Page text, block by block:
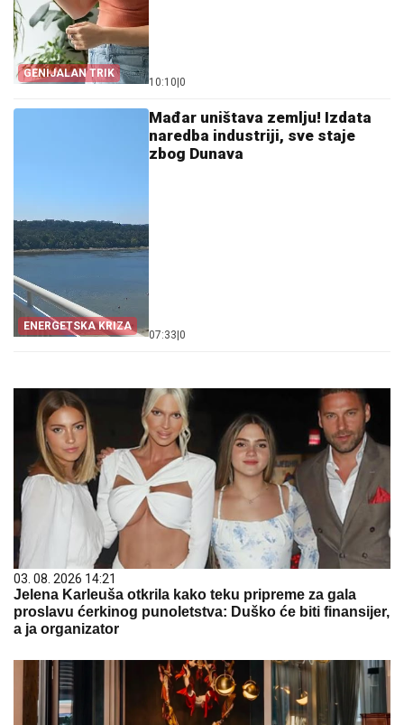
GENIJALAN TRIK
10:10 0
ENERGETSKA KRIZA
Mađar uništava zemlju! Izdata
naredba industriji, sve staje
zbog Dunava
07:33 0
03. 08. 2026 14:21
Jelena Karleuša otkrila kako teku pripreme za gala
proslavu ćerkinog punoletstva: Duško će biti finansijer,
a ja organizator